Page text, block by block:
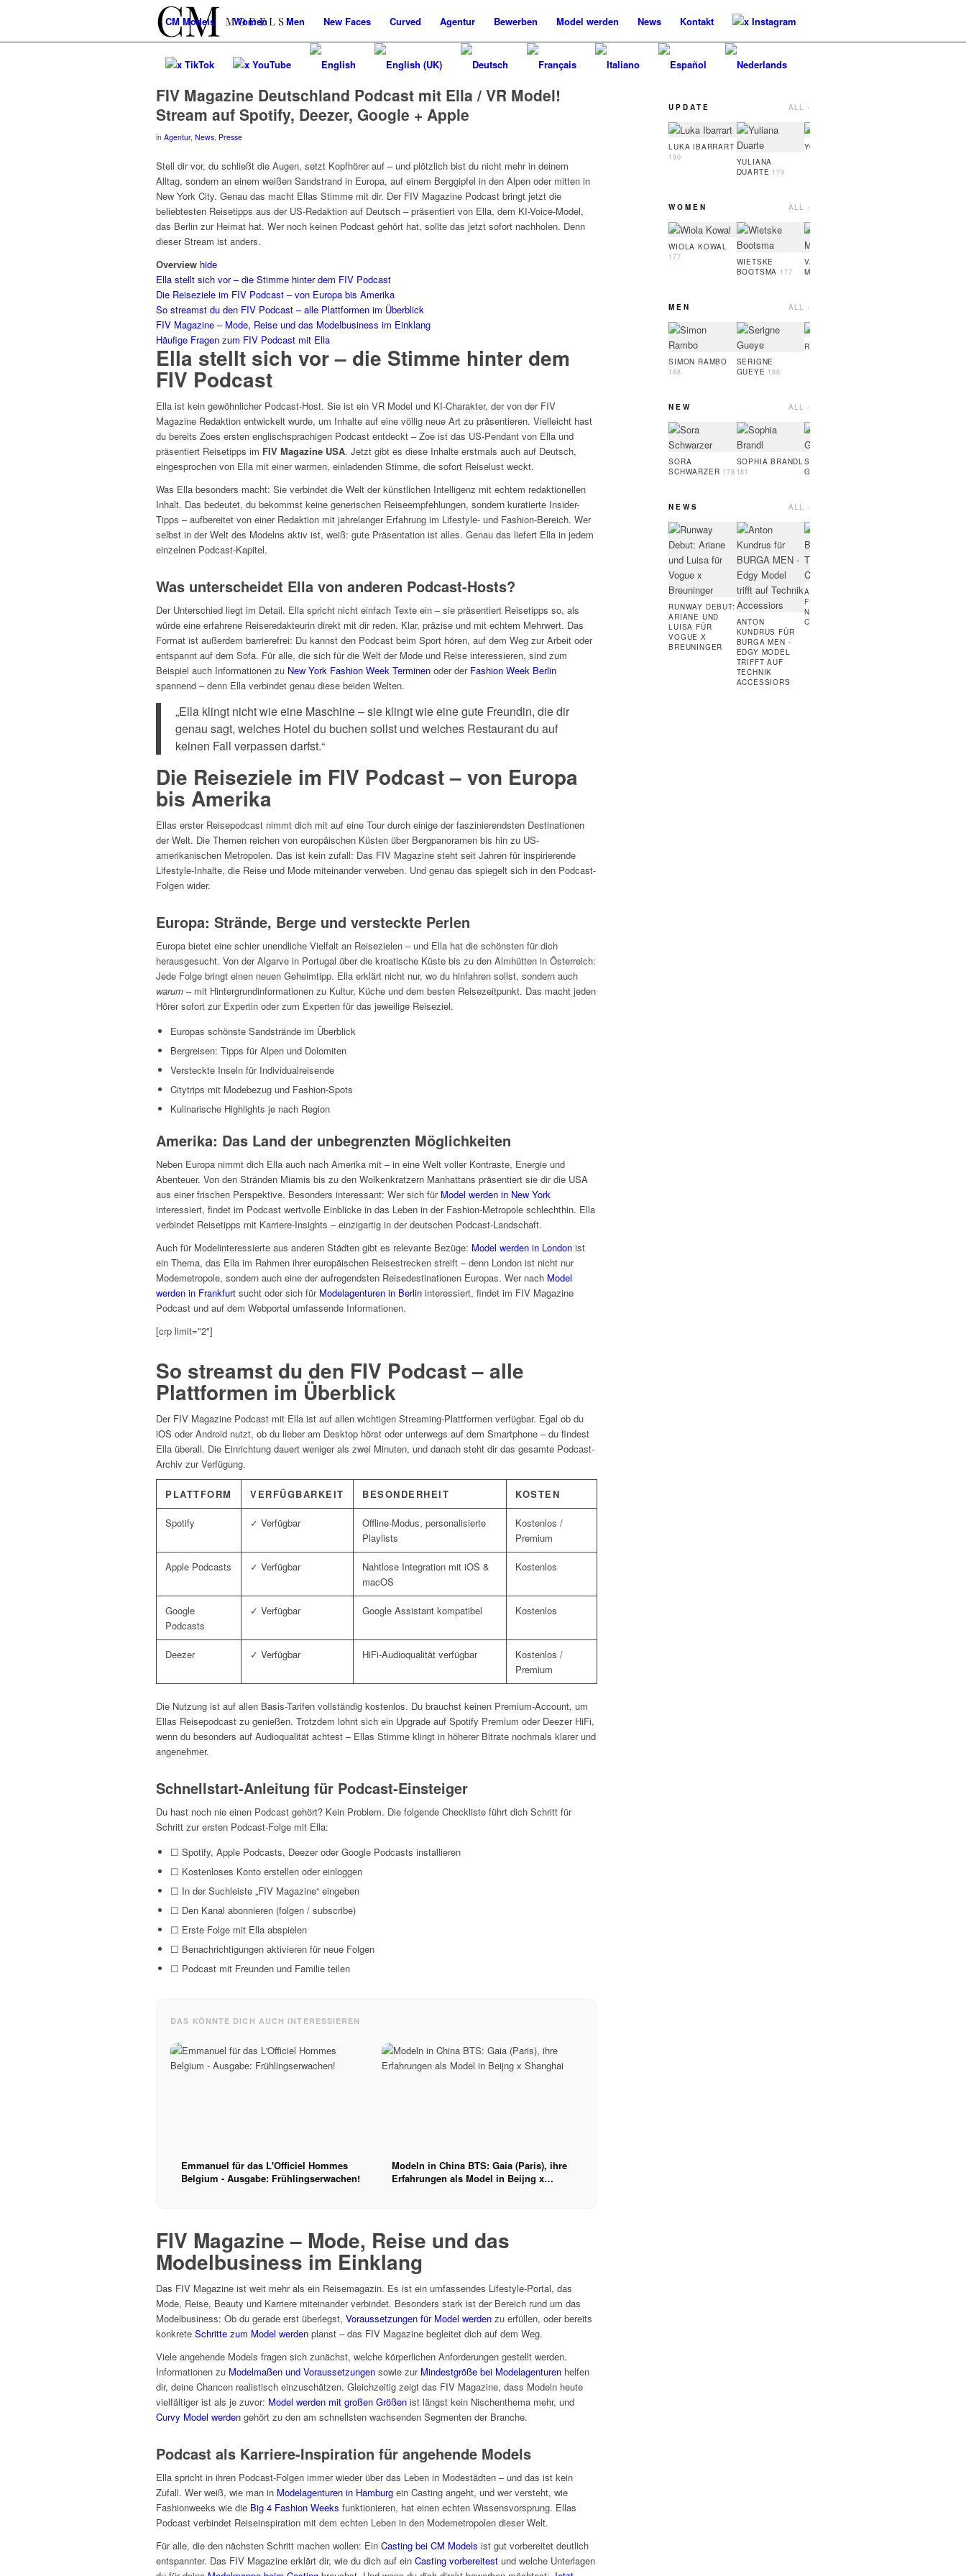
CMModels Women Men New Faces Curved Agentur Bewerben Model werden News Kontakt x Instagram
x TikTok x YouTube
FIV Magazine Deutschland Podcast mit Ella / VR Model!
Stream auf Spotify, Deezer, Google + Apple
in Agentur, News, Presse
Stell dir vor, du schließt die Augen, setzt Kopfhörer auf – und plötzlich bist du nicht mehr in deinem
Alltag, sondern an einem weißen Sandstrand in Europa, auf einem Berggipfel in den Alpen oder mitten in
New York City. Genau das macht Ellas Stimme mit dir. Der FIV Magazine Podcast bringt jetzt die
beliebtesten Reisetipps aus der US-Redaktion auf Deutsch – präsentiert von Ella, dem KI-Voice-Model,
das Berlin zur Heimat hat. Wer noch keinen Podcast gehört hat, sollte das jetzt sofort nachholen. Denn
dieser Stream ist anders.
Overview hide
Ella stellt sich vor – die Stimme hinter dem FIV Podcast
Die Reiseziele im FIV Podcast – von Europa bis Amerika
So streamst du den FIV Podcast – alle Plattformen im Überblick
FIV Magazine – Mode, Reise und das Modelbusiness im Einklang
Häufige Fragen zum FIV Podcast mit Ella
Ella stellt sich vor – die Stimme hinter dem
FIV Podcast
Ella ist kein gewöhnlicher Podcast-Host. Sie ist ein VR Model und KI-Charakter, der von der FIV
Magazine Redaktion entwickelt wurde, um Inhalte auf eine völlig neue Art zu präsentieren. Vielleicht hast
du bereits Zoes ersten englischsprachigen Podcast entdeckt – Zoe ist das US-Pendant von Ella und
präsentiert Reisetipps im FIV Magazine USA. Jetzt gibt es diese Inhalte erstmals auch auf Deutsch,
eingesprochen von Ella mit einer warmen, einladenden Stimme, die sofort Reiselust weckt.
Was Ella besonders macht: Sie verbindet die Welt der künstlichen Intelligenz mit echtem redaktionellen
Inhalt. Das bedeutet, du bekommst keine generischen Reiseempfehlungen, sondern kuratierte Insider-
Tipps – aufbereitet von einer Redaktion mit jahrelanger Erfahrung im Lifestyle- und Fashion-Bereich. Wer
selbst in der Welt des Modelns aktiv ist, weiß: gute Präsentation ist alles. Genau das liefert Ella in jedem
einzelnen Podcast-Kapitel.
Was unterscheidet Ella von anderen Podcast-Hosts?
Der Unterschied liegt im Detail. Ella spricht nicht einfach Texte ein – sie präsentiert Reisetipps so, als
würde eine erfahrene Reiseredakteurin direkt mit dir reden. Klar, präzise und mit echtem Mehrwert. Das
Format ist außerdem barrierefrei: Du kannst den Podcast beim Sport hören, auf dem Weg zur Arbeit oder
entspannt auf dem Sofa. Für alle, die sich für die Welt der Mode und Reise interessieren, sind zum
Beispiel auch Informationen zu New York Fashion Week Terminen oder der Fashion Week Berlin
spannend – denn Ella verbindet genau diese beiden Welten.
„Ella klingt nicht wie eine Maschine – sie klingt wie eine gute Freundin, die dir
genau sagt, welches Hotel du buchen sollst und welches Restaurant du auf
keinen Fall verpassen darfst.“
Die Reiseziele im FIV Podcast – von Europa
bis Amerika
Ellas erster Reisepodcast nimmt dich mit auf eine Tour durch einige der faszinierendsten Destinationen
der Welt. Die Themen reichen von europäischen Küsten über Bergpanoramen bis hin zu US-
amerikanischen Metropolen. Das ist kein zufall: Das FIV Magazine steht seit Jahren für inspirierende
Lifestyle-Inhalte, die Reise und Mode miteinander verweben. Und genau das spiegelt sich in den Podcast-
Folgen wider.
Europa: Strände, Berge und versteckte Perlen
Europa bietet eine schier unendliche Vielfalt an Reisezielen – und Ella hat die schönsten für dich
herausgesucht. Von der Algarve in Portugal über die kroatische Küste bis zu den Almhütten in Österreich:
Jede Folge bringt einen neuen Geheimtipp. Ella erklärt nicht nur, wo du hinfahren sollst, sondern auch
warum – mit Hintergrundinformationen zu Kultur, Küche und dem besten Reisezeitpunkt. Das macht jeden
Hörer sofort zur Expertin oder zum Experten für das jeweilige Reiseziel.
Europas schönste Sandstrände im Überblick
Bergreisen: Tipps für Alpen und Dolomiten
Versteckte Inseln für Individualreisende
Citytrips mit Modebezug und Fashion-Spots
Kulinarische Highlights je nach Region
Amerika: Das Land der unbegrenzten Möglichkeiten
Neben Europa nimmt dich Ella auch nach Amerika mit – in eine Welt voller Kontraste, Energie und
Abenteuer. Von den Stränden Miamis bis zu den Wolkenkratzern Manhattans präsentiert sie dir die USA
aus einer frischen Perspektive. Besonders interessant: Wer sich für Model werden in New York
interessiert, findet im Podcast wertvolle Einblicke in das Leben in der Fashion-Metropole schlechthin. Ella
verbindet Reisetipps mit Karriere-Insights – einzigartig in der deutschen Podcast-Landschaft.
Auch für Modelinteressierte aus anderen Städten gibt es relevante Bezüge: Model werden in London ist
ein Thema, das Ella im Rahmen ihrer europäischen Reisestrecken streift – denn London ist nicht nur
Modemetropole, sondern auch eine der aufregendsten Reisedestinationen Europas. Wer nach Model
werden in Frankfurt sucht oder sich für Modelagenturen in Berlin interessiert, findet im FIV Magazine
Podcast und auf dem Webportal umfassende Informationen.
[crp limit="2"]
So streamst du den FIV Podcast – alle
Plattformen im Überblick
Der FIV Magazine Podcast mit Ella ist auf allen wichtigen Streaming-Plattformen verfügbar. Egal ob du
iOS oder Android nutzt, ob du lieber am Desktop hörst oder unterwegs auf dem Smartphone – du findest
Ella überall. Die Einrichtung dauert weniger als zwei Minuten, und danach steht dir das gesamte Podcast-
Archiv zur Verfügung.
PLATTFORM VERFÜGBARKEIT BESONDERHEIT KOSTEN
Spotify ✓ Verfügbar
Offline-Modus, personalisierte
Playlists
Kostenlos /
Premium
Apple Podcasts ✓ Verfügbar
Nahtlose Integration mit iOS &
macOS
Kostenlos
Google
Podcasts
✓ Verfügbar Google Assistant kompatibel Kostenlos
Deezer ✓ Verfügbar HiFi-Audioqualität verfügbar
Kostenlos /
Premium
Die Nutzung ist auf allen Basis-Tarifen vollständig kostenlos. Du brauchst keinen Premium-Account, um
Ellas Reisepodcast zu genießen. Trotzdem lohnt sich ein Upgrade auf Spotify Premium oder Deezer HiFi,
wenn du besonders auf Audioqualität achtest – Ellas Stimme klingt in höherer Bitrate nochmals klarer und
angenehmer.
Schnellstart-Anleitung für Podcast-Einsteiger
Du hast noch nie einen Podcast gehört? Kein Problem. Die folgende Checkliste führt dich Schritt für
Schritt zur ersten Podcast-Folge mit Ella:
☐ Spotify, Apple Podcasts, Deezer oder Google Podcasts installieren
☐ Kostenloses Konto erstellen oder einloggen
☐ In der Suchleiste „FIV Magazine“ eingeben
☐ Den Kanal abonnieren (folgen / subscribe)
☐ Erste Folge mit Ella abspielen
☐ Benachrichtigungen aktivieren für neue Folgen
☐ Podcast mit Freunden und Familie teilen
DAS KÖNNTE DICH AUCH INTERESSIEREN
Emmanuel für das L'Officiel Hommes
Belgium - Ausgabe: Frühlingserwachen!
Modeln in China BTS: Gaia (Paris), ihre
Erfahrungen als Model in Beijng x
FIV Magazine – Mode, Reise und das
Modelbusiness im Einklang
Das FIV Magazine ist weit mehr als ein Reisemagazin. Es ist ein umfassendes Lifestyle-Portal, das
Mode, Reise, Beauty und Karriere miteinander verbindet. Besonders stark ist der Bereich rund um das
Modelbusiness: Ob du gerade erst überlegst, Voraussetzungen für Model werden zu erfüllen, oder bereits
konkrete Schritte zum Model werden planst – das FIV Magazine begleitet dich auf dem Weg.
Viele angehende Models fragen sich zunächst, welche körperlichen Anforderungen gestellt werden.
Informationen zu Modelmaßen und Voraussetzungen sowie zur Mindestgröße bei Modelagenturen helfen
dir, deine Chancen realistisch einzuschätzen. Gleichzeitig zeigt das FIV Magazine, dass Modeln heute
vielfältiger ist als je zuvor: Model werden mit großen Größen ist längst kein Nischenthema mehr, und
Curvy Model werden gehört zu den am schnellsten wachsenden Segmenten der Branche.
Podcast als Karriere-Inspiration für angehende Models
Ella spricht in ihren Podcast-Folgen immer wieder über das Leben in Modestädten – und das ist kein
Zufall. Wer weiß, wie man in Modelagenturen in Hamburg ein Casting angeht, und wer versteht, wie
Fashionweeks wie die Big 4 Fashion Weeks funktionieren, hat einen echten Wissensvorsprung. Ellas
Podcast verbindet Reiseinspiration mit dem echten Leben in den Modemetropolen dieser Welt.
Für alle, die den nächsten Schritt machen wollen: Ein Casting bei CM Models ist gut vorbereitet deutlich
entspannter. Das FIV Magazine erklärt dir, wie du dich auf ein Casting vorbereitest und welche Unterlagen
UPDATE ALL ›
LUKA IBARRART
190
YULIANA
DUARTE 179
YOO HARU
WOMEN ALL ›
WIOLA KOWAL
177
WIETSKE
BOOTSMA 177
VALERIIA
MOLYBOHA
MEN ALL ›
SIMON RAMBO
188
SERIGNE
GUEYE 186
RUFUS ROTH
NEW ALL ›
SORA
SCHWARZER 178
SOPHIA BRANDL
181
SERIGNE
GUEYE
NEWS ALL ›
RUNWAY DEBUT:
ARIANE UND
LUISA FÜR
VOGUE X
BREUNINGER
ANTON
KUNDRUS FÜR
BURGA MEN -
EDGY MODEL
TRIFFT AUF
TECHNIK
ACCESSIORS
AMIE BANGURA
FÜR TEVEO'S
NEUE
CONTRASTLINE